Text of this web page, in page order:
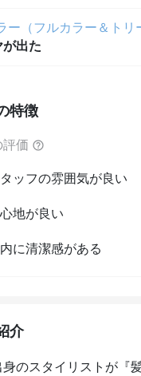
ー（フルカラー＆トリ
出た
特徴
評価
ッフの雰囲気が良い
地が良い
に清潔感がある
介
のスタイリストが『